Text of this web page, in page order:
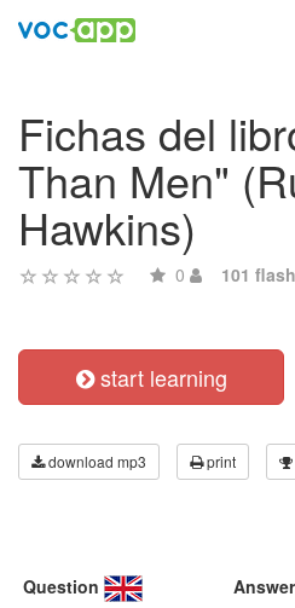
Fichas del
Than Men"
Hawkins)
0 101
start learning
download mp3 print
Question Answer